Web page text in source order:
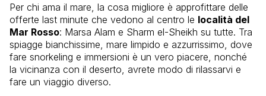
Per chi ama il mare, la cosa migliore è approfittare delle
offerte last minute che vedono al centro le località del
Mar Rosso: Marsa Alam e Sharm el-Sheikh su tutte. Tra
spiagge bianchissime, mare limpido e azzurrissimo, dove
fare snorkeling e immersioni è un vero piacere, nonché
la vicinanza con il deserto, avrete modo di rilassarvi e
fare un viaggio diverso.